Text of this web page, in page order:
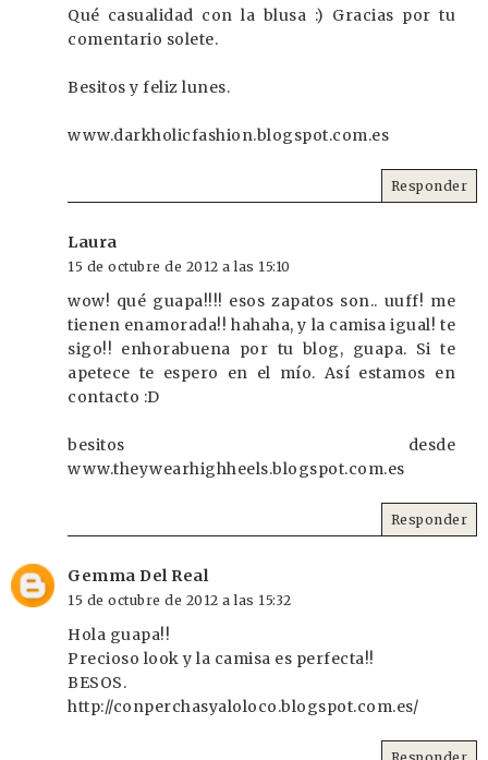
Qué casualidad con la blusa :) Gracias por tu
comentario solete.
Besitos y feliz lunes.
www.darkholicfashion.blogspot.com.es
Responder
Laura
15 de octubre de 2012 a las 15:10
wow! qué guapa!!!! esos zapatos son.. uuff! me
tienen enamorada!! hahaha, y la camisa igual! te
sigo!! enhorabuena por tu blog, guapa. Si te
apetece te espero en el mío. Así estamos en
contacto :D
besitos desde
www.theywearhighheels.blogspot.com.es
Responder
Gemma Del Real
15 de octubre de 2012 a las 15:32
Hola guapa!!
Precioso look y la camisa es perfecta!!
BESOS.
http://conperchasyaloloco.blogspot.com.es/